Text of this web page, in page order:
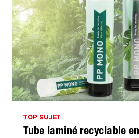
TOP SUJET
Tube laminé recyclable en